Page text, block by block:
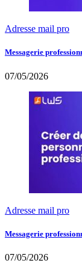
Adresse mail pro
Messagerie
07/05/2026
Adresse mail pro
Messagerie
07/05/2026